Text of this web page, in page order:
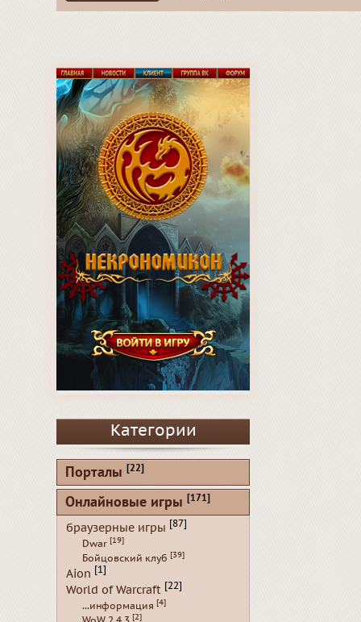
Категории
Порталы [22]
Онлайновые игры [171]
браузерные игры [87]
Dwar [19]
Бойцовский клуб [39]
Aion [1]
World of Warcraft [22]
...информация [4]
[2]